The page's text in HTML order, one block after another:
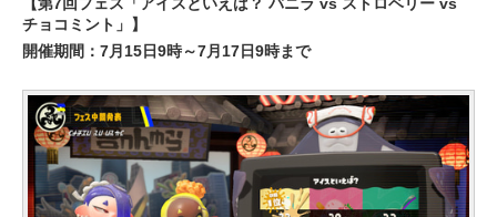
チョコミント」】
開催期間：7月15日9時～7月17日9時まで